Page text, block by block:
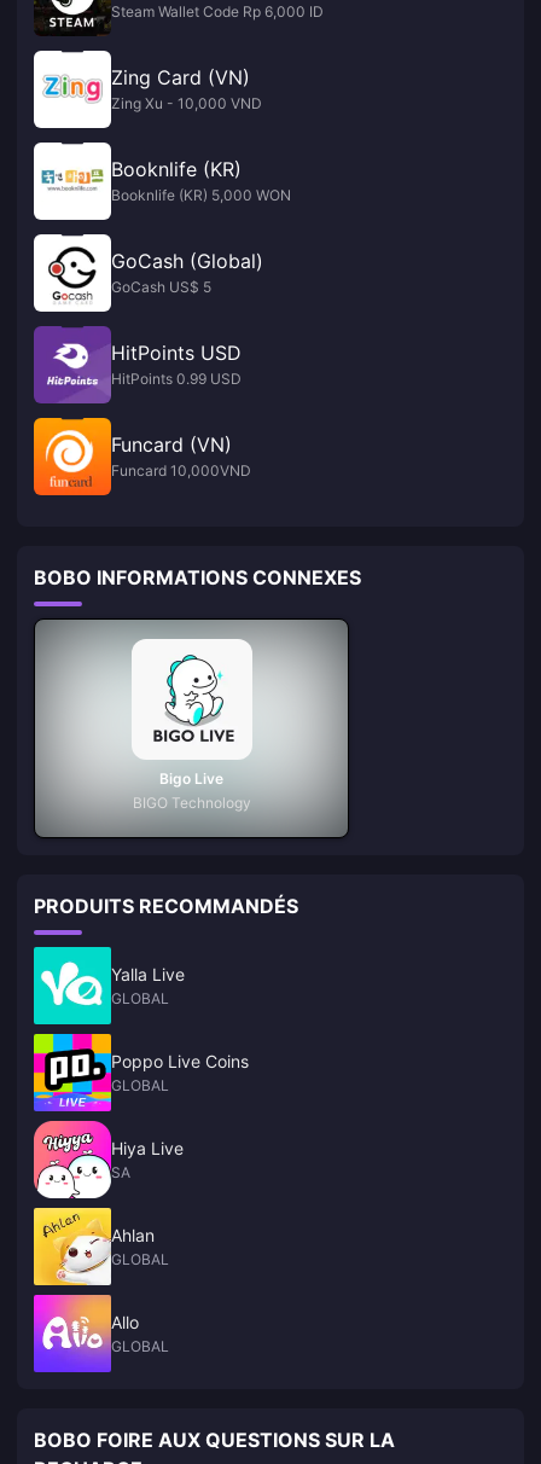
Steam Wallet Code Rp 6,000 ID
Zing Card (VN)
Zing Xu - 10,000 VND
Booknlife (KR)
Booknlife (KR) 5,000 WON
GoCash (Global)
GoCash US$ 5
HitPoints USD
HitPoints 0.99 USD
Funcard (VN)
Funcard 10,000VND
BOBO INFORMATIONS CONNEXES
Bigo Live
BIGO Technology
PRODUITS RECOMMANDÉS
Yalla Live
GLOBAL
Poppo Live Coins
GLOBAL
Hiya Live
SA
Ahlan
GLOBAL
Allo
GLOBAL
BOBO FOIRE AUX QUESTIONS SUR LA